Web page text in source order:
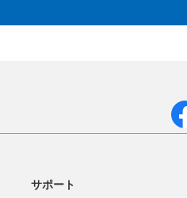
サポート